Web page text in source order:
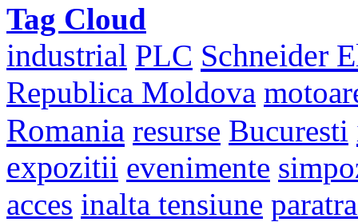
Tag Cloud
industrial PLC Schneider
Republica Moldova
Romania resurse Bucuresti
expozitii evenimente
acces inalta tensiune